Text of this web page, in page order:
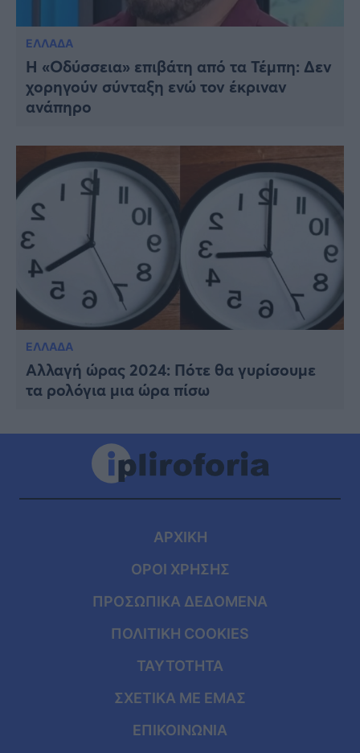
ΕΛΛΑΔΑ
Η «Οδύσσεια» επιβάτη από τα Τέμπη: Δεν
χορηγούν σύνταξη ενώ τον έκριναν
ανάπηρο
ΕΛΛΑΔΑ
Αλλαγή ώρας 2024: Πότε θα γυρίσουμε
τα ρολόγια μια ώρα πίσω
ΑΡΧΙΚΗ
ΟΡΟΙ ΧΡΗΣΗΣ
ΠΡΟΣΩΠΙΚΑ ΔΕΔΟΜΕΝΑ
ΠΟΛΙΤΙΚΗ COOKIES
ΤΑΥΤΟΤΗΤΑ
ΣΧΕΤΙΚΑ ΜΕ ΕΜΑΣ
ΕΠΙΚΟΙΝΩΝΙΑ